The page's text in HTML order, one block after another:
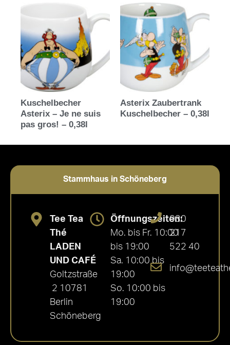
Kuschelbecher
Asterix – Je ne suis
pas gros! – 0,38l
Asterix Zaubertrank
Kuschelbecher – 0,38l
Stammhaus in Schöneberg
Tee Tea
Thé
LADEN
UND CAFÉ
Goltzstraße
2 10781
Berlin
Schöneberg
Öffnungszeiten:
Mo. bis Fr. 10:00
bis 19:00
Sa. 10:00 bis
19:00
So. 10:00 bis
19:00
030
217
522 40